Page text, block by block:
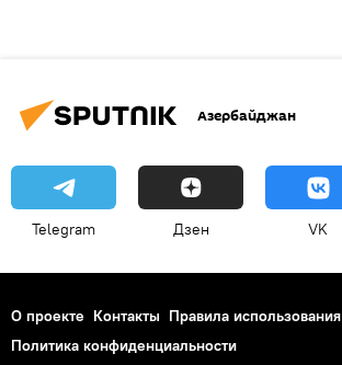
Азербайджан
Telegram Дзен VK
О проекте Контакты Правила использования
Политика конфиденциальности